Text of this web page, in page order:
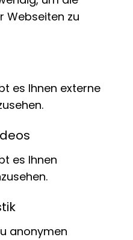
in
Biogeographie
in
Webseiten zu
es Ihnen externe
es Ihnen
anonymen